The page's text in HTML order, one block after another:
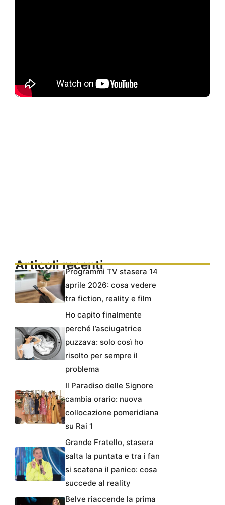
Articoli recentiProgrammi TV stasera 14
aprile 2026: cosa vedere
tra fiction, reality e film
Ho capito finalmente
perché l’asciugatrice
puzzava: solo così ho
risolto per sempre il
problema
Il Paradiso delle Signore
cambia orario: nuova
collocazione pomeridiana
su Rai 1
Grande Fratello, stasera
salta la puntata e tra i fan
si scatena il panico: cosa
succede al reality
Belve riaccende la prima